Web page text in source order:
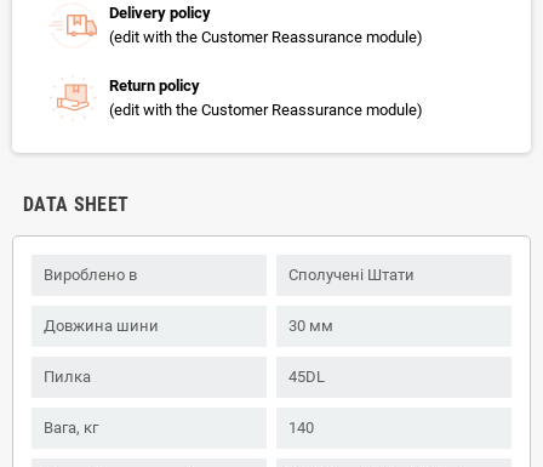
Delivery policy
(edit with the Customer Reassurance module)
Return policy
(edit with the Customer Reassurance module)
DATA SHEET
Вироблено в Сполучені Штати
Довжина шини 30 мм
Пилка 45DL
Вага, кг 140